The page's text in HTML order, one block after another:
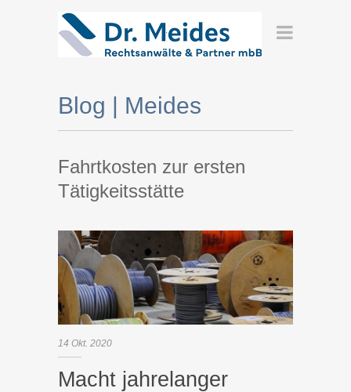
Blog | Meides
Fahrtkosten zur ersten
Tätigkeitsstätte
14 Okt. 2020
Macht jahrelanger